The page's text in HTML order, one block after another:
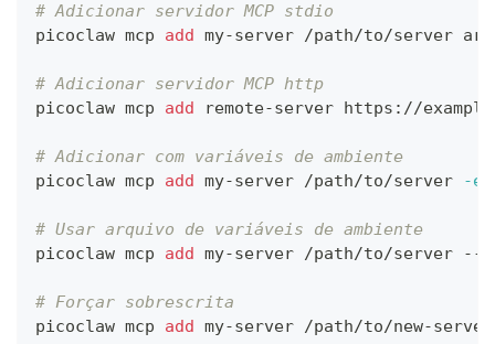
# Adicionar servidor MCP stdio
picoclaw mcp add my-server /path/to/server
# Adicionar servidor MCP http
picoclaw mcp add remote-server https://
# Adicionar com variáveis de ambiente
picoclaw mcp add my-server /path/to/server -e
# Usar arquivo de variáveis de ambiente
picoclaw mcp add my-server /path/to/server --
# Forçar sobrescrita
picoclaw mcp add my-server /path/to/new-